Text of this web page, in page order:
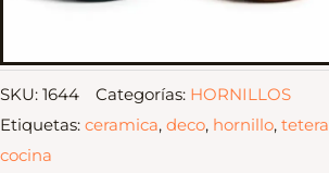
SKU: 1644 Categorías: HORNILLOS
Etiquetas: ceramica, deco, hornillo, tetera
cocina